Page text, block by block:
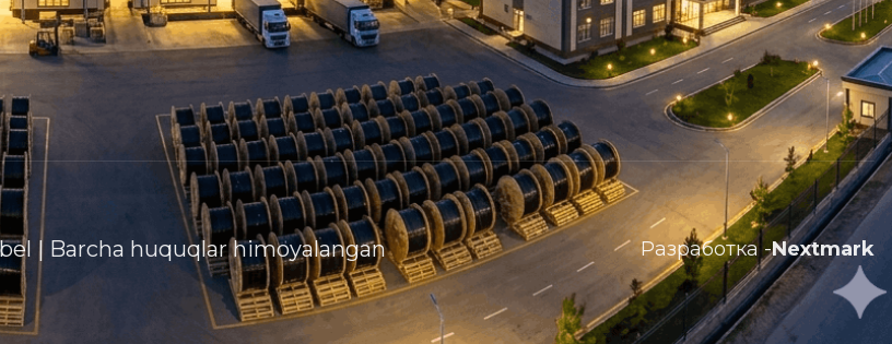
| Barcha huquqlar himoyalangan Разработка -Nextmark